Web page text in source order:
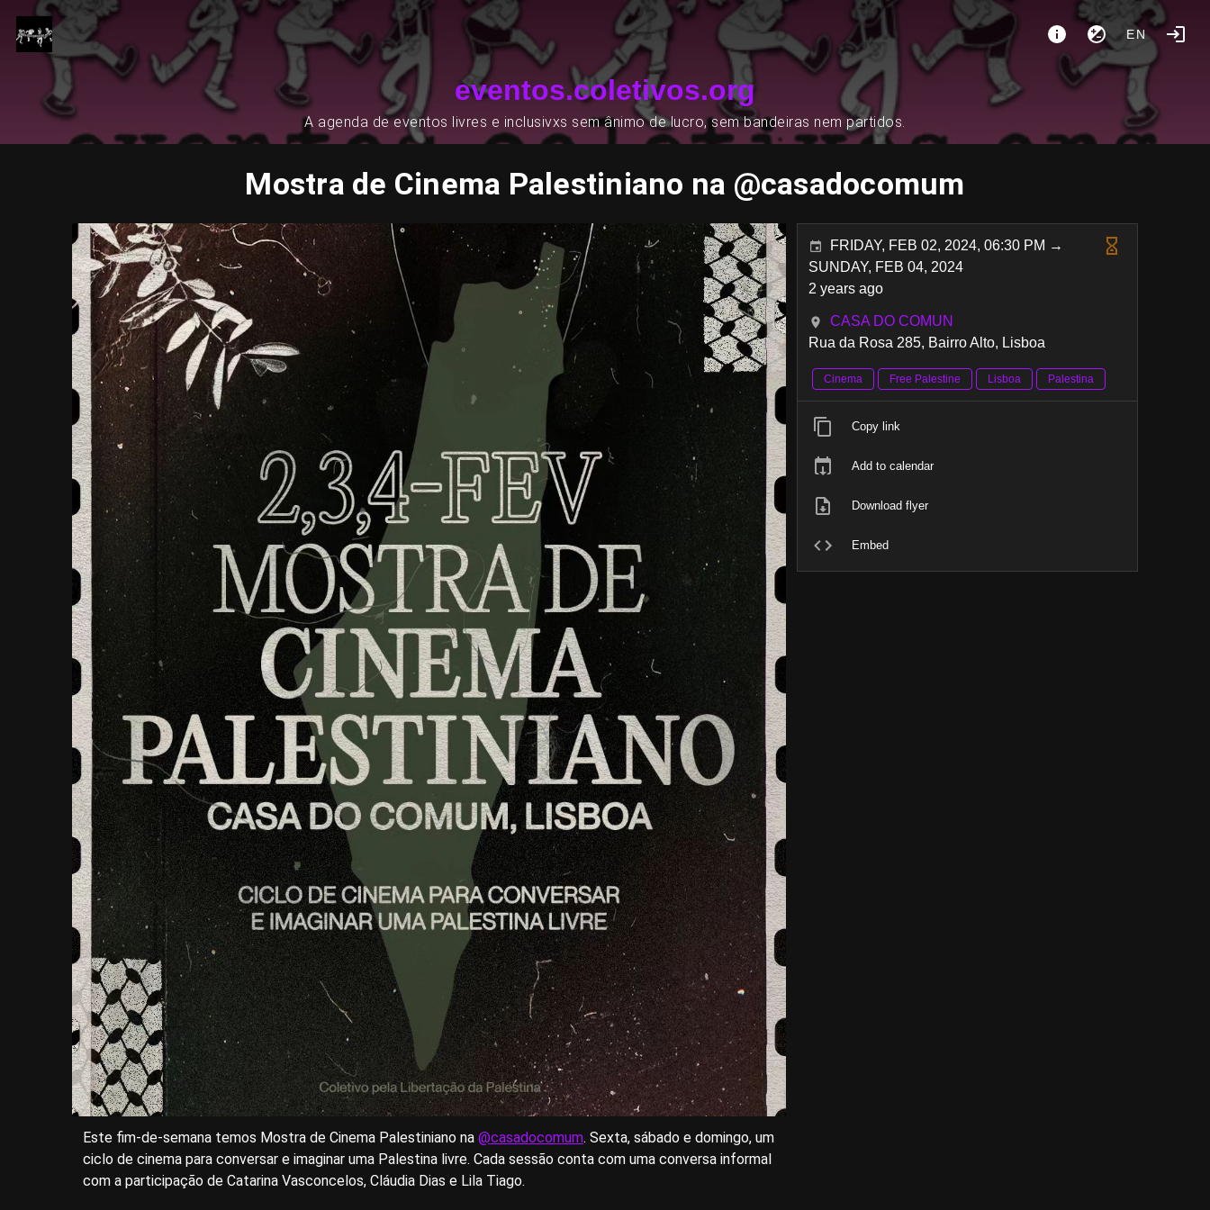
EN
eventos.coletivos.org
A agenda de eventos livres e inclusivxs sem ânimo de lucro, sem bandeiras nem partidos.
Mostra de Cinema Palestiniano na @casadocomum
Este fim-de-semana temos Mostra de Cinema Palestiniano na @casadocomum. Sexta, sábado e domingo, um
ciclo de cinema para conversar e imaginar uma Palestina livre. Cada sessão conta com uma conversa informal
com a participação de Catarina Vasconcelos, Cláudia Dias e Lila Tiago.
FRIDAY, FEB 02, 2024, 06:30 PM →
SUNDAY, FEB 04, 2024
2 years ago
CASA DO COMUN
Rua da Rosa 285, Bairro Alto, Lisboa
Cinema Free Palestine Lisboa Palestina
Copy link
Add to calendar
Download flyer
Embed